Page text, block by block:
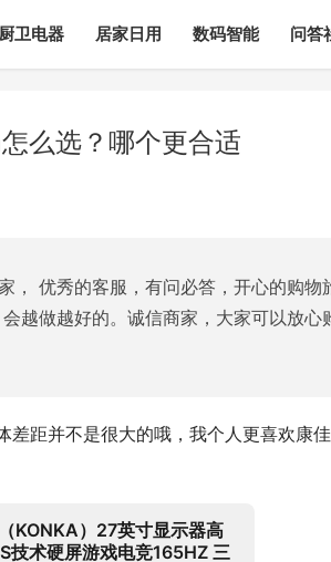
厨卫电器 居家日用 数码智能 问答
么选？哪个更合适
， 优秀的客服，有问必答，开心的购物
越做越好的。诚信商家，大家可以放心
距并不是很大的哦，我个人更喜欢康
KONKA）27英寸显示器高
技术硬屏游戏电竞165HZ 三